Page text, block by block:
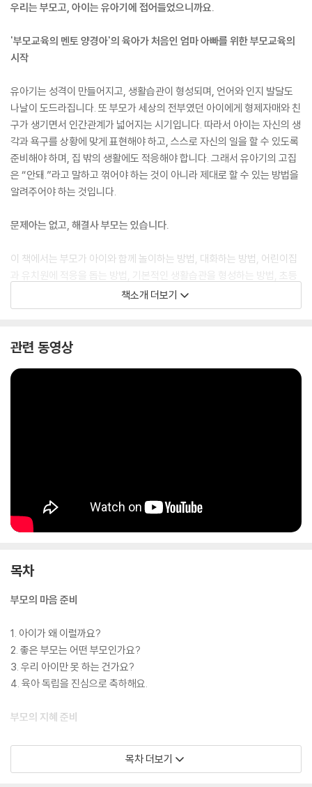
우리는 부모고, 아이는 유아기에 접어들었으니까요.
'부모교육의 멘토 양경아'의 육아가 처음인 엄마 아빠를 위한 부모교육의
시작
유아기는 성격이 만들어지고, 생활습관이 형성되며, 언어와 인지 발달도
나날이 도드라집니다. 또 부모가 세상의 전부였던 아이에게 형제자매와 친
구가 생기면서 인간관계가 넓어지는 시기입니다. 따라서 아이는 자신의 생
각과 욕구를 상황에 맞게 표현해야 하고, 스스로 자신의 일을 할 수 있도록
준비해야 하며, 집 밖의 생활에도 적응해야 합니다. 그래서 유아기의 고집
은 “안돼.”라고 말하고 꺾어야 하는 것이 아니라 제대로 할 수 있는 방법을
알려주어야 하는 것입니다.
문제아는 없고, 해결사 부모는 있습니다.
이 책에서는 부모가 아이와 함께 놀이하는 방법, 대화하는 방법, 어린이집
과 유치원에 적응을 돕는 방법, 기본적인 생활습관을 형성하는 방법, 초등
학교 입학 준비를 돕는 방법 등에 대해 제대로 알려주는 구체적인 내용을
담았습니다. 또한 부모들의 육아 고민에 대한 상담내용을 중심으로 담았습
게 지내는 평범한 육아 속에서 부모가 부모다워지고 아이가 편하고 안정되
책소개 더보기
관련 동영상
목차
부모의 마음 준비
1. 아이가 왜 이럴까요?
2. 좋은 부모는 어떤 부모인가요?
3. 우리 아이만 못 하는 건가요?
4. 육아 독립을 진심으로 축하해요.
부모의 지혜 준비
1. 소통
목차 더보기